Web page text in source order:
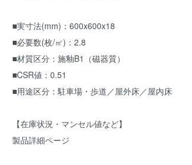
■実寸法(mm)：600x600x18
■必要数(枚/㎡)：2.8
■材質区分：施釉B1（磁器質）
■CSR値：0.51
■用途区分：駐車場・歩道／屋外床／屋内床
【在庫状況・マンセル値など】
製品詳細ページ